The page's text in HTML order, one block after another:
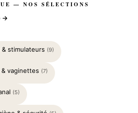
— NOS SÉLECTIONS
→
stimulateurs (9)
vaginettes (7)
(5)